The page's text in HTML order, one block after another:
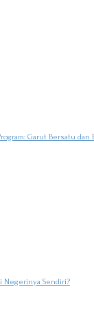
Garut Bersatu dan
Negerinya Sendiri?